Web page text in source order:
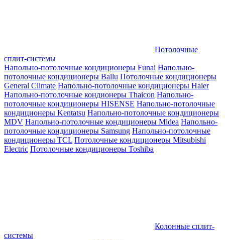
Потолочные
сплит-системы
Напольно-потолочные кондиционеры Funai Напольно-
потолочные кондиционеры Ballu Потолочные кондиционеры
General Climate Напольно-потолочные кондиционеры Haier
Напольно-потолочные кондионеры Thaicon Напольно-
потолочные кондиционеры HISENSE Напольно-потолочные
кондиционеры Kentatsu Напольно-потолочные кондиционеры
MDV Напольно-потолочные кондиционеры Midea Напольно-
потолочные кондиционеры Samsung Напольно-потолочные
кондиционеры TCL Потолочные кондиционеры Mitsubishi
Electric Потолочные кондиционеры Toshiba
Колонные сплит-
системы